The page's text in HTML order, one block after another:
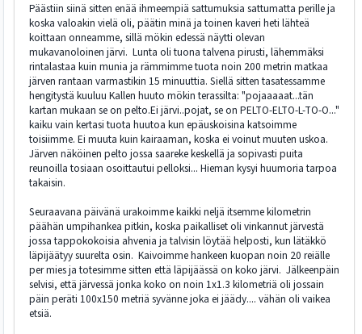
Päästiin siinä sitten enää ihmeempiä sattumuksia sattumatta perille ja
koska valoakin vielä oli, päätin minä ja toinen kaveri heti lähteä
koittaan onneamme, sillä mökin edessä näytti olevan
mukavanoloinen järvi. Lunta oli tuona talvena pirusti, lähemmäksi
rintalastaa kuin munia ja rämmimme tuota noin 200 metrin matkaa
järven rantaan varmastikin 15 minuuttia. Siellä sitten tasatessamme
hengitystä kuuluu Kallen huuto mökin terassilta: "pojaaaaat...tän
kartan mukaan se on pelto.Ei järvi..pojat, se on PELTO-ELTO-L-TO-O..."
kaiku vain kertasi tuota huutoa kun epäuskoisina katsoimme
toisiimme. Ei muuta kuin kairaaman, koska ei voinut muuten uskoa.
Järven näköinen pelto jossa saareke keskellä ja sopivasti puita
reunoilla tosiaan osoittautui pelloksi... Hieman kysyi huumoria tarpoa
takaisin.
Seuraavana päivänä urakoimme kaikki neljä itsemme kilometrin
päähän umpihankea pitkin, koska paikalliset oli vinkannut järvestä
jossa tappokokoisia ahvenia ja talvisin löytää helposti, kun lätäkkö
läpijäätyy suurelta osin. Kaivoimme hankeen kuopan noin 20 reiälle
per mies ja totesimme sitten että läpijäässä on koko järvi. Jälkeenpäin
selvisi, että järvessä jonka koko on noin 1x1.3 kilometriä oli jossain
päin peräti 100x150 metriä syvänne joka ei jäädy.... vähän oli vaikea
etsiä.